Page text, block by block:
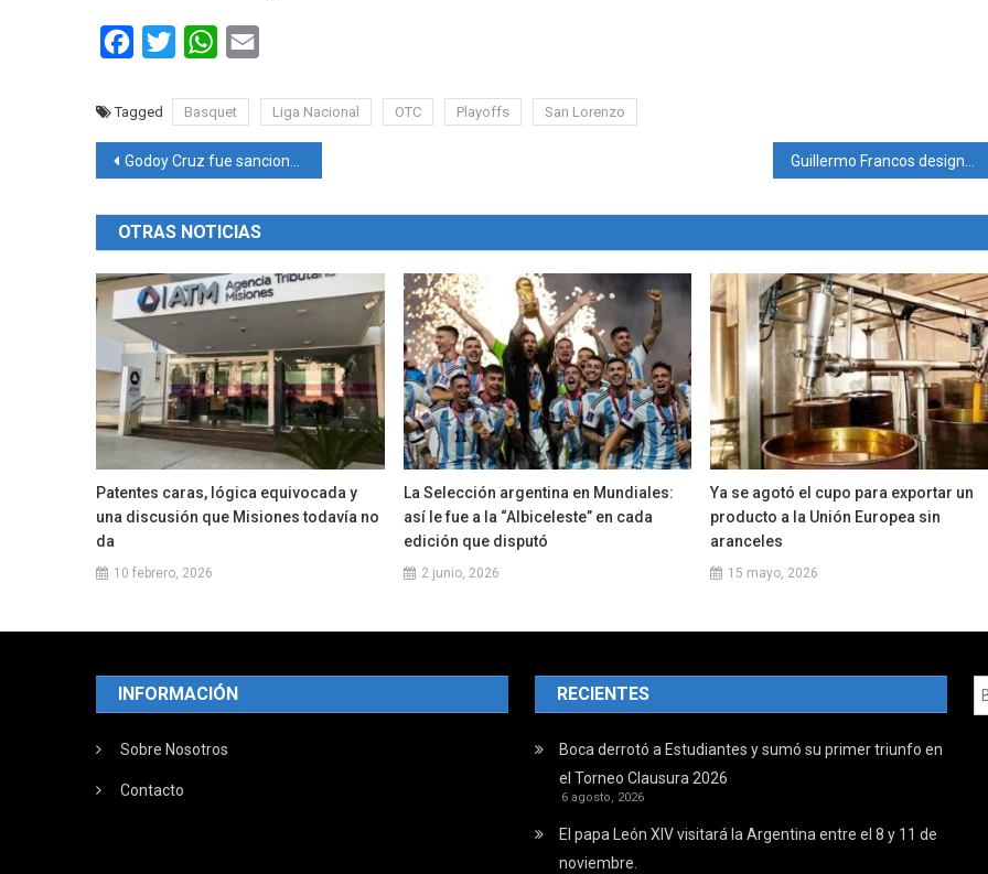
Facebook
Twitter WhatsApp
Tagged Basquet Liga Nacional OTC Playoffs San Lorenzo
Navegación
de
entradas
Godoy Cruz fue sancionado por los incidentes en la suspensión del partido ante San Lorenzo
OTRAS NOTICIAS
Patentes caras, lógica equivocada y
una discusión que Misiones todavía no
da
10 febrero, 2026
La Selección argentina en Mundiales:
así le fue a la “Albiceleste” en cada
edición que disputó
2 junio, 2026
Ya se agotó el cupo para exportar un
producto a la Unión Europea sin
aranceles
15 mayo, 2026
INFORMACIÓN
Sobre Nosotros
Contacto
RECIENTES
Boca derrotó a Estudiantes y sumó su primer triunfo en
el Torneo Clausura 2026
6 agosto, 2026
El papa León XIV visitará la Argentina entre el 8 y 11 de
noviembre.